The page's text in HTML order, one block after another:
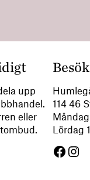
upp
eller
114 46
Lördag